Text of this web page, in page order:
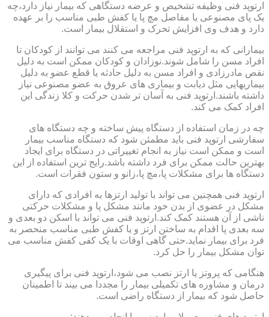
ارتوپد فنی وظیفه تشخیص و عرضه دستگاهی که بیمار نیاز دارد،چه
یک پای مصنوعی یا مفاصل مچ پا یا کفش طبی مناسب را بر عهده
دارد و هدف وی افزایش تحرک و استقلال بیمار است.
بیمارانی که به ارتوپد فنی مراجعه می کنند می توانند از کودکان تا
افراد مسن را شامل شوند.نوزادان و کودکان ممکن است به دلیل
نقص مادرزادی و افراد مسن به دلیل حادثه یا قطع عضو به دلیل
بیماریهایی مثل دیابت و بیماری های عروق به عضو مصنوعی نیاز
داشته باشند.ارتوپد فنی به آسان تر شدن حرکت و کلا زندگی این
افراد کمک می کند.
چه در زمان استفاده از دستگاه پیش ساخته و چه دستگاه های
سفارشی ارتوپد فنی باید مطمئن شود که دستگاه مناسب بیمار
است و ممکن است نیاز به انجام تغییراتی در دستگاه برای ایجاد
بهترین حالت ممکن برای فرد داشته باشد.رایج ترین استفاده از این
دستگاه ها برای مشکلات پا،مچ پا،زانو و ستون فقرات است.
ارتوپد فنی همچنین می تواند با تولید ارتزها به افرادی که دارای
مشکل در عضوی از بدن خود مانند مشکل پا و مشکلات حرکتی
ناشی از آن هستند کمک کند.ارتوپد فنی می تواند با اسکن دو بعدی و
سه بعدی پا اقدام به ساختن ارتز و یا کفش طبی مناسب منحصر به
فرد برای بیمار نماید.حتی گاهی اوقات با یک کفی کفش مناسب می
توان مشکل بیمار را حل کرد.
هنگامی که پروتز یا ارتز نصب می شود،ارتوپد فنی برای پیگیری
درمان و مشاوره های تکمیلی بیمار را مجددا می بیند تا اطمینان
حاصل شود که بیمار از دستگاه راضی است.